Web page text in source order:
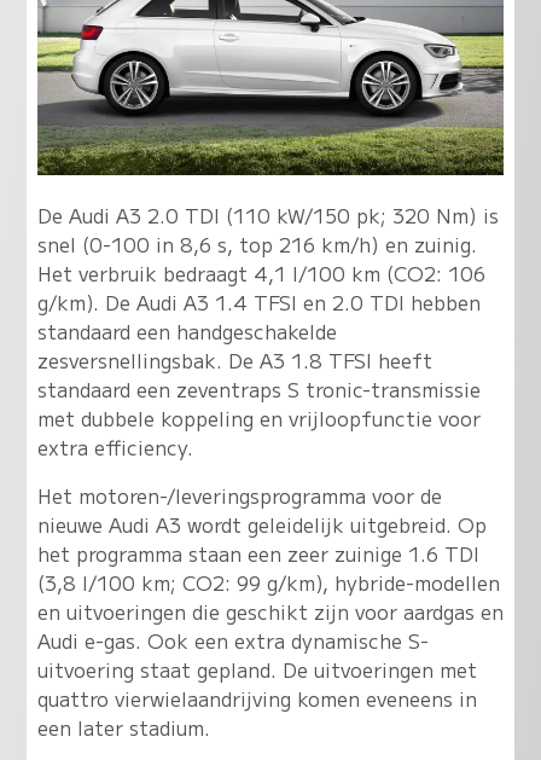
De Audi A3 2.0 TDI (110 kW/150 pk; 320 Nm) is
snel (0-100 in 8,6 s, top 216 km/h) en zuinig.
Het verbruik bedraagt 4,1 l/100 km (CO2: 106
g/km). De Audi A3 1.4 TFSI en 2.0 TDI hebben
standaard een handgeschakelde
zesversnellingsbak. De A3 1.8 TFSI heeft
standaard een zeventraps S tronic-transmissie
met dubbele koppeling en vrijloopfunctie voor
extra efficiency.
Het motoren-/leveringsprogramma voor de
nieuwe Audi A3 wordt geleidelijk uitgebreid. Op
het programma staan een zeer zuinige 1.6 TDI
(3,8 l/100 km; CO2: 99 g/km), hybride-modellen
en uitvoeringen die geschikt zijn voor aardgas en
Audi e-gas. Ook een extra dynamische S-
uitvoering staat gepland. De uitvoeringen met
quattro vierwielaandrijving komen eveneens in
een later stadium.